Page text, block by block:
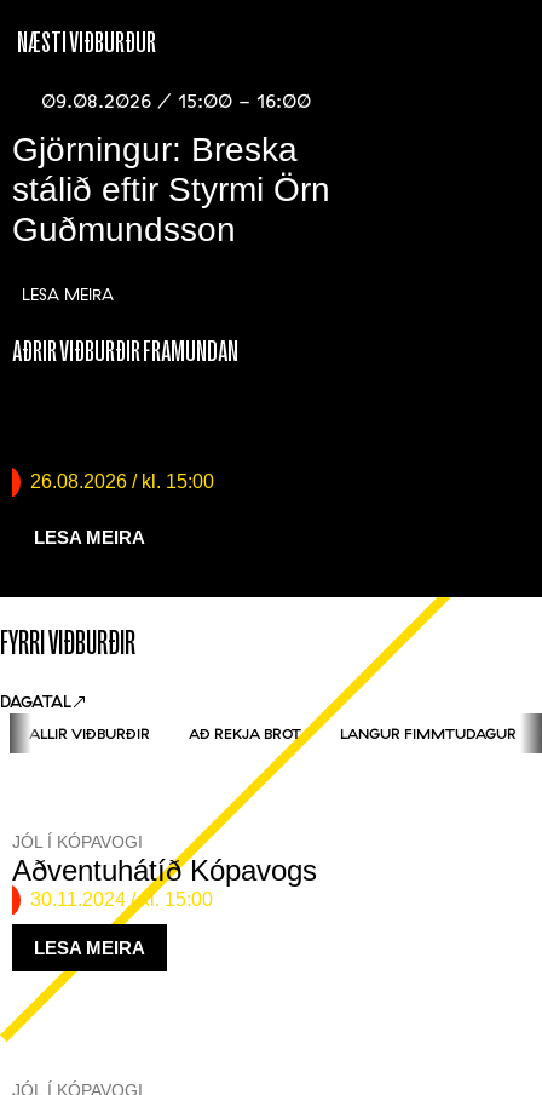
NÆSTI VIÐBURÐUR
09.08.2026 / 15:00 - 16:00
Gjörningur: Breska
stálið eftir Styrmi Örn
Guðmundsson
LESA MEIRA
AÐRIR VIÐBURÐIR FRAMUNDAN
26.08.2026 / kl. 15:00
LESA MEIRA
FYRRI VIÐBURÐIR
DAGATAL
ALLIR VIÐBURÐIR AÐ REKJA BROT LANGUR FIMMTUDAGUR
JÓL Í KÓPAVOGI
Aðventuhátíð Kópavogs
30.11.2024 / kl. 15:00
LESA MEIRA
JÓL Í KÓPAVOGI